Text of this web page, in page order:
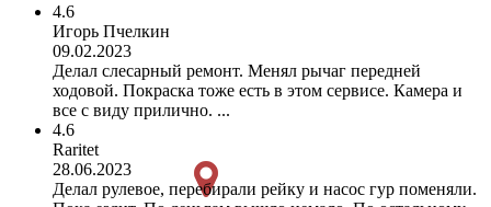
4.6
Игорь Пчелкин
09.02.2023
Делал слесарный ремонт. Менял рычаг передней
ходовой. Покраска тоже есть в этом сервисе. Камера и
все с виду прилично. ...
4.6
Raritet
28.06.2023
Делал рулевое, перебирали рейку и насос гур поменяли.